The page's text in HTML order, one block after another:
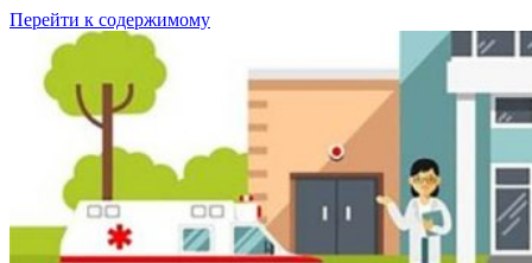
Перейти к содержимому